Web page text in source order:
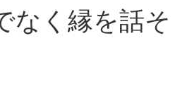
なく縁を話そ